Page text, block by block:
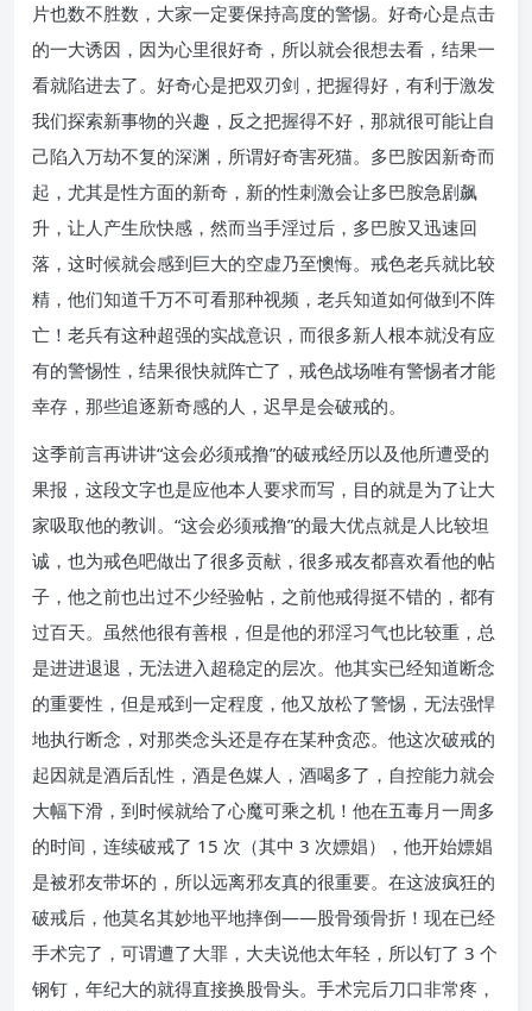
片也数不胜数，大家一定要保持高度的警惕。好奇心是点击
的一大诱因，因为心里很好奇，所以就会很想去看，结果一
看就陷进去了。好奇心是把双刃剑，把握得好，有利于激发
我们探索新事物的兴趣，反之把握得不好，那就很可能让自
己陷入万劫不复的深渊，所谓好奇害死猫。多巴胺因新奇而
起，尤其是性方面的新奇，新的性刺激会让多巴胺急剧飙
升，让人产生欣快感，然而当手淫过后，多巴胺又迅速回
落，这时候就会感到巨大的空虚乃至懊悔。戒色老兵就比较
精，他们知道千万不可看那种视频，老兵知道如何做到不阵
亡！老兵有这种超强的实战意识，而很多新人根本就没有应
有的警惕性，结果很快就阵亡了，戒色战场唯有警惕者才能
幸存，那些追逐新奇感的人，迟早是会破戒的。
这季前言再讲讲“这会必须戒撸”的破戒经历以及他所遭受的
果报，这段文字也是应他本人要求而写，目的就是为了让大
家吸取他的教训。“这会必须戒撸”的最大优点就是人比较坦
诚，也为戒色吧做出了很多贡献，很多戒友都喜欢看他的帖
子，他之前也出过不少经验帖，之前他戒得挺不错的，都有
过百天。虽然他很有善根，但是他的邪淫习气也比较重，总
是进进退退，无法进入超稳定的层次。他其实已经知道断念
的重要性，但是戒到一定程度，他又放松了警惕，无法强悍
地执行断念，对那类念头还是存在某种贪恋。他这次破戒的
起因就是酒后乱性，酒是色媒人，酒喝多了，自控能力就会
大幅下滑，到时候就给了心魔可乘之机！他在五毒月一周多
的时间，连续破戒了 15 次（其中 3 次嫖娼），他开始嫖娼
是被邪友带坏的，所以远离邪友真的很重要。在这波疯狂的
破戒后，他莫名其妙地平地摔倒——股骨颈骨折！现在已经
手术完了，可谓遭了大罪，大夫说他太年轻，所以钉了 3 个
钢钉，年纪大的就得直接换股骨头。手术完后刀口非常疼，